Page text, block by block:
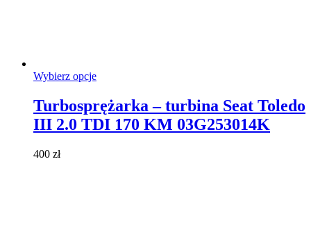
Wybierz opcjeTen
wiele
wariantów.
Turbosprężarka – turbina Seat Toledo
III 2.0 TDI 170 KM 03G253014K
400 zł